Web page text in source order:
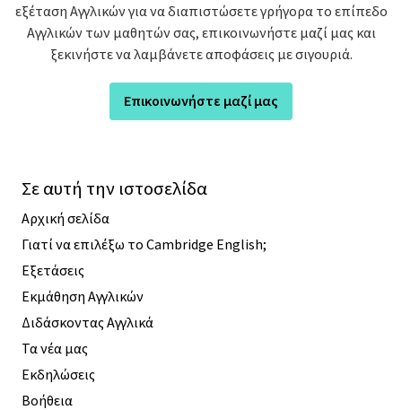
εξέταση Αγγλικών για να διαπιστώσετε γρήγορα το επίπεδο
Αγγλικών των μαθητών σας, επικοινωνήστε μαζί μας και
ξεκινήστε να λαμβάνετε αποφάσεις με σιγουριά.
Επικοινωνήστε μαζί μας
Σε αυτή την ιστοσελίδα
Αρχική σελίδα
Γιατί να επιλέξω το Cambridge English;
Εξετάσεις
Εκμάθηση Αγγλικών
Διδάσκοντας Αγγλικά
Τα νέα μας
Εκδηλώσεις
Βοήθεια